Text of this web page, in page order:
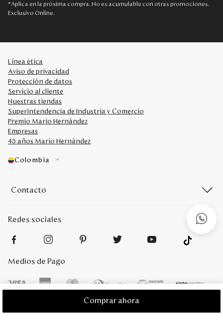
Comprar ahora
*Aplica en la próxima compra. No es acumulable con otras promociones.
Exclusivo Online.
Línea ética
Aviso de privacidad
Protección de datos
Servicio al cliente
Nuestras tiendas
Superintendencia de Industria y Comercio
Premio Mario Hernández
Empresas
45 años Mario Hernández
Colombia
Contacto
Redes sociales
Medios de Pago